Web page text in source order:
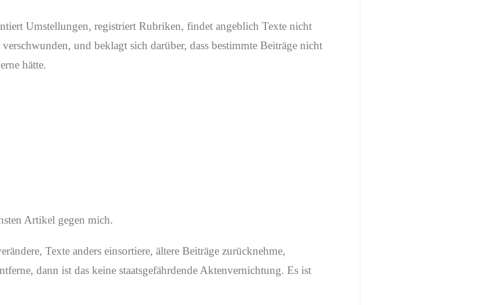
Umstellungen, registriert Rubriken, findet angeblich Texte nicht
und beklagt sich darüber, dass bestimmte Beiträge nicht
hätte.
Artikel gegen mich.
Texte anders einsortiere, ältere Beiträge zurücknehme,
dann ist das keine staatsgefährdende Aktenvernichtung. Es ist